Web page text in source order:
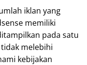
iklan yang
memiliki
pada satu
melebihi
kebijakan